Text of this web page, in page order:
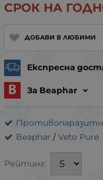
ДОБАВИ В ЛЮБИМИ
Експресна
За Beaphar
Beaphar / Veto Pure
Рейтинг:
СРОК НА